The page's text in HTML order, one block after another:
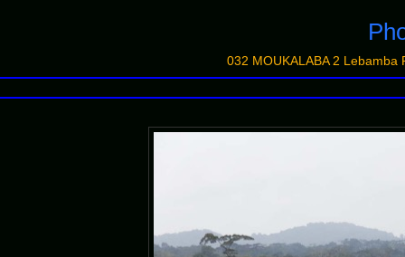
032 MOUKALABA 2